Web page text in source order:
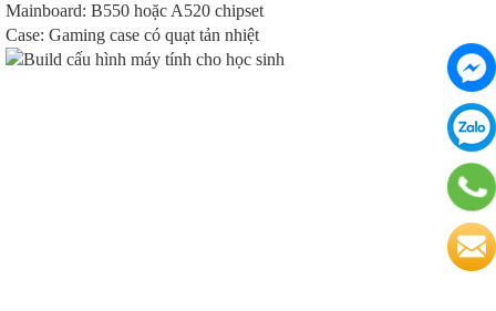
Mainboard: B550 hoặc A520 chipset
Case: Gaming case có quạt tản nhiệt